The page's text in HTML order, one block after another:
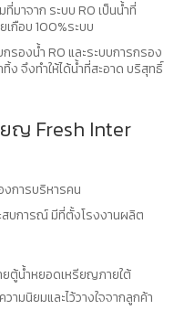
มาจาก ระบบ RO เป็นน้ำที่
กือบ 100%ระบบ
กรองน้ำ RO และระบบการกรอง
ง จึงทำให้ได้น้ำที่สะอาด บริสุทธิ์
ญ Fresh Inter
งการบริหารคน
บการณ์ มีที่ตั้งโรงงานผลิต
ยตู้น้ำหยอดเหรียญภายใต้
วามนิยมและไว้วางใจจากลูกค้า